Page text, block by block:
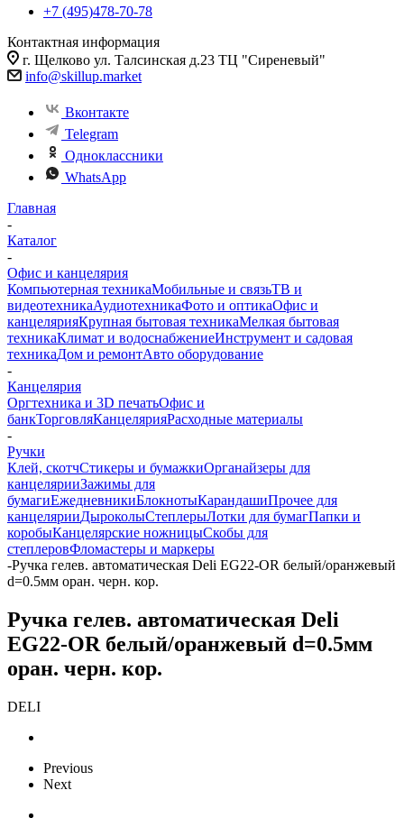
+7 (495)478-70-78
Контактная информация
г. Щелково ул. Талсинская д.23 ТЦ "Сиреневый"
info@skillup.market
Вконтакте
Telegram
Одноклассники
WhatsApp
Главная
-
Каталог
-
Офис и канцелярия
Компьютерная техникаМобильные и связьТВ и
видеотехникаАудиотехникаФото и оптикаОфис и
канцелярияКрупная бытовая техникаМелкая бытовая
техникаКлимат и водоснабжениеИнструмент и садовая
техникаДом и ремонтАвто оборудование
-
Канцелярия
Оргтехника и 3D печатьОфис и
банкТорговляКанцелярияРасходные материалы
-
Ручки
Клей, скотчСтикеры и бумажкиОрганайзеры для
канцелярииЗажимы для
бумагиЕжедневникиБлокнотыКарандашиПрочее для
канцелярииДыроколыСтеплерыЛотки для бумагПапки и
коробыКанцелярские ножницыСкобы для
степлеровФломастеры и маркеры
-Ручка гелев. автоматическая Deli EG22-OR белый/оранжевый
d=0.5мм оран. черн. кор.
Ручка гелев. автоматическая Deli
EG22-OR белый/оранжевый d=0.5мм
оран. черн. кор.
DELI
Previous
Next